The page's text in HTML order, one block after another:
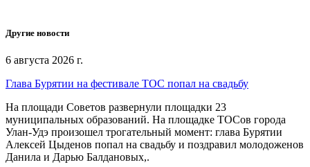
Другие новости
6 августа 2026 г.
Глава Бурятии на фестивале ТОС попал на свадьбу
На площади Советов развернули площадки 23
муниципальных образований. На площадке ТОСов города
Улан-Удэ произошел трогательный момент: глава Бурятии
Алексей Цыденов попал на свадьбу и поздравил молодоженов
Данила и Дарью Балдановых,.